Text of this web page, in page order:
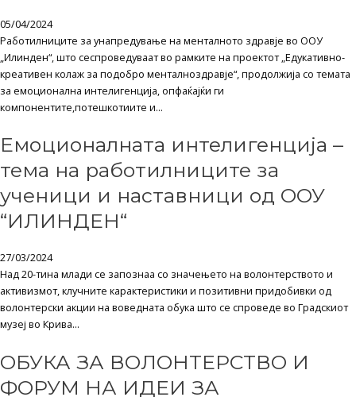
05/04/2024
Работилниците за унапредување на менталното здравје во ООУ
„Илинден“, што сеспроведуваат во рамките на проектот „Едукативно-
креативен колаж за подобро менталноздравје“, продолжија со темата
за емоционална интелигенција, опфаќајќи ги
компонентите,потешкотиите и...
Емоционалната интелигенција –
тема на работилниците за
ученици и наставници од ООУ
“ИЛИНДЕН“
27/03/2024
Над 20-тина млади се запознаа со значењето на волонтерството и
активизмот, клучните карактеристики и позитивни придобивки од
волонтерски акции на воведната обука што се спроведе во Градскиот
музеј во Крива...
ОБУКА ЗА ВОЛОНТЕРСТВО И
ФОРУМ НА ИДЕИ ЗА